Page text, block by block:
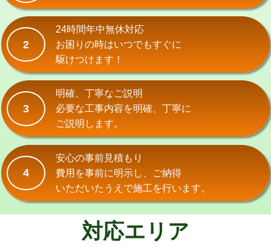
（P/S/ポップアップ））
交換・取付（その他部品）
持込商品取付（単水栓）
持込商品取付（混合水栓） 16,500円
持込商品取付（浄水器・分岐水栓） 16,500円
給水管工事※（ホール加工)
給水管工事※（バンド止め)
給水管工事※（支持金具設置) 5,500円
給水管工事※（保温材使用（バンド止
め込み）)
5,500円
給水管工事※（土の掘削・埋め戻し作
11,000円
2
24時間年中無休対応
お困りの時はいつでもすぐに
駆けつけます！
3
明確、丁寧なご説明
必要な工事内容を明確、丁寧に
ご説明します。
4
安心の事前見積もり
費用を事前に明示し、ご納得
いただいたうえで施工を行います。
対応エリア